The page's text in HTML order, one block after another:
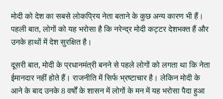
मोदी को देश का सबसे लोकप्रिय नेता बताने के कुछ अन्य कारण भी हैं।
पहली बात, लोगों को यह भरोसा है कि नरेन्द्र मोदी कट्टर देशभक्त हैं और
उनके हाथों में देश सुरक्षित है।
दूसरी बात, मोदी के प्रधानमंत्री बनने से पहले लोगों को लगता था कि नेता
ईमानदार नहीं होते हैं। राजनीति में सिर्फ भ्रष्टाचार है। लेकिन मोदी के
आने के बाद उनके 8 वर्षों के शासन में लोगों के मन में यह भरोसा पैदा हुआ